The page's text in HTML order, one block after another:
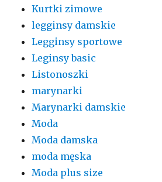
Kurtki zimowe
legginsy damskie
Legginsy sportowe
Leginsy basic
Listonoszki
marynarki
Marynarki damskie
Moda
Moda damska
moda męska
Moda plus size